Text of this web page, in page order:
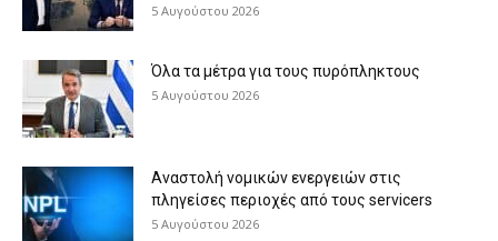
5 Αυγούστου 2026
Όλα τα μέτρα για τους πυρόπληκτους
5 Αυγούστου 2026
Αναστολή νομικών ενεργειών στις
πληγείσες περιοχές από τους servicers
5 Αυγούστου 2026